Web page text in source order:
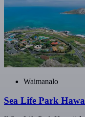
Waimanalo
Sea Life Park